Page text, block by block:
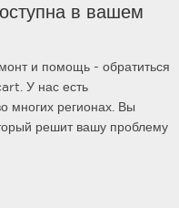
в вашем
и помощь - обратиться
У нас есть
многих регионах. Вы
решит вашу проблему